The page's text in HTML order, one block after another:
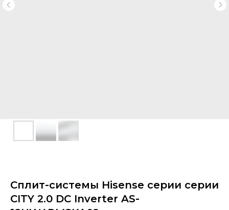
Сплит-системы Hisense серии серии
CITY 2.0 DC Inverter AS-